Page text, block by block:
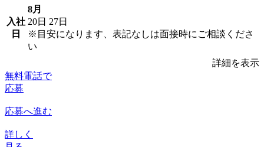
入社
日
8月
20日 27日
※目安になります、表記なしは面接時にご相談くださ
い
詳細を表示
無料電話で
応募
応募へ進む
詳しく